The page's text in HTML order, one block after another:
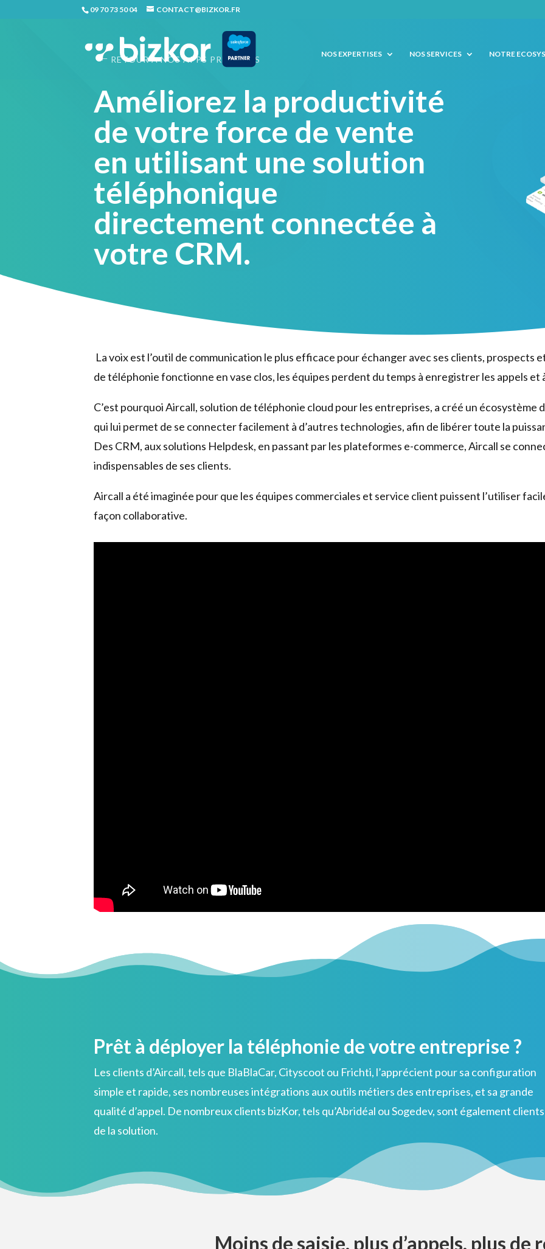
09 70 73 50 04 CONTACT@BIZKOR.FR
NOS EXPERTISES NOS SERVICES NOTRE
RETOUR À NOS APPS PRÉFÉRÉES
Améliorez la productivité
de votre force de vente
en utilisant une solution
téléphonique
directement connectée à
votre CRM.
La voix est l’outil de communication le plus efficace pour échanger avec ses clients, prospects
de téléphonie fonctionne en vase clos, les équipes perdent du temps à enregistrer les appels
C’est pourquoi Aircall, solution de téléphonie cloud pour les entreprises, a créé un écosystème
qui lui permet de se connecter facilement à d’autres technologies, afin de libérer toute la
Des CRM, aux solutions Helpdesk, en passant par les plateformes e-commerce, Aircall se
indispensables de ses clients.
Aircall a été imaginée pour que les équipes commerciales et service client puissent l’utiliser
façon collaborative.
Prêt à déployer la téléphonie de votre entreprise ?
Les clients d’Aircall, tels que BlaBlaCar, Cityscoot ou Frichti, l’apprécient pour sa configuration
simple et rapide, ses nombreuses intégrations aux outils métiers des entreprises, et sa grande
qualité d’appel. De nombreux clients bizKor, tels qu’Abridéal ou Sogedev, sont également clients
de la solution.
Moins de saisie, plus d’appels, plus de